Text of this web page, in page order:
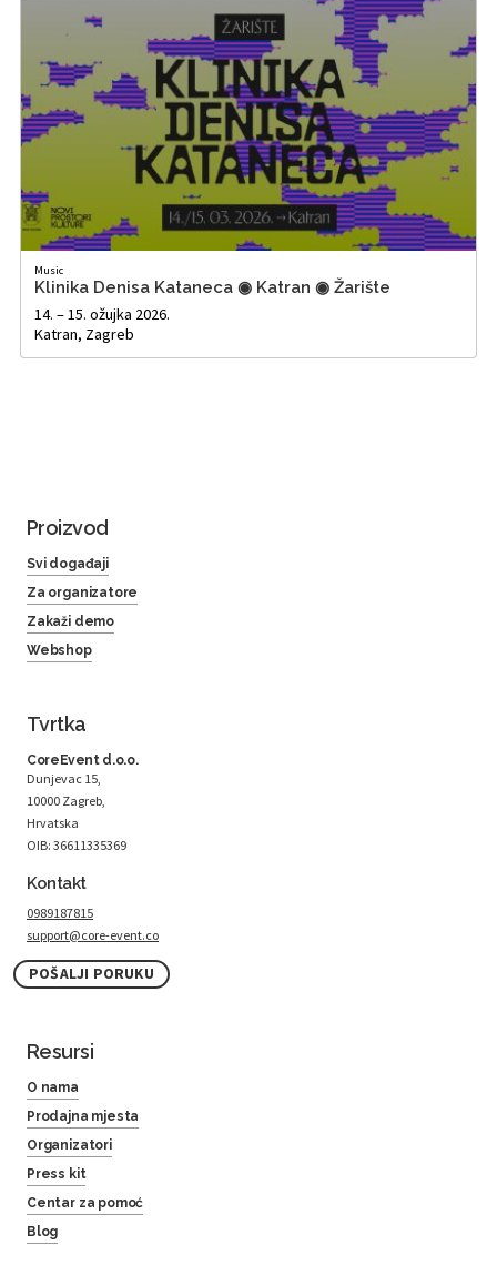
Music
Klinika Denisa Kataneca ◉ Katran ◉ Žarište
14. – 15. ožujka 2026.
Katran, Zagreb
Proizvod
Svi događaji
Za organizatore
Zakaži demo
Webshop
Tvrtka
CoreEvent d.o.o.
Dunjevac 15,
10000 Zagreb,
Hrvatska
OIB: 36611335369
Kontakt
0989187815
support@core-event.co
POŠALJI PORUKU
Resursi
O nama
Prodajna mjesta
Organizatori
Press kit
Centar za pomoć
Blog